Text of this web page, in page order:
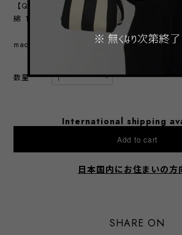
【QUALITY】
綿 100%
made in korea
数量
International shipping
Add to cart
日本国内にお住まいの方
SHARE ON